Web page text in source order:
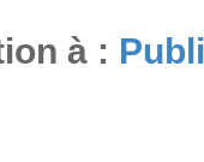
à :